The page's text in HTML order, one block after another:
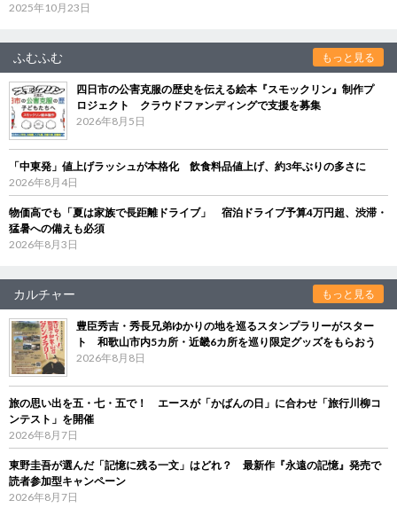
2025年10月23日
ふむふむ もっと見る
四日市の公害克服の歴史を伝える絵本『スモックリン』制作プ
ロジェクト クラウドファンディングで支援を募集
2026年8月5日
「中東発」値上げラッシュが本格化 飲食料品値上げ、約3年ぶりの多さに
2026年8月4日
物価高でも「夏は家族で長距離ドライブ」 宿泊ドライブ予算4万円超、渋滞・
猛暑への備えも必須
2026年8月3日
カルチャー もっと見る
豊臣秀吉・秀長兄弟ゆかりの地を巡るスタンプラリーがスター
ト 和歌山市内5カ所・近畿6カ所を巡り限定グッズをもらおう
2026年8月8日
旅の思い出を五・七・五で！ エースが「かばんの日」に合わせ「旅行川柳コ
ンテスト」を開催
2026年8月7日
東野圭吾が選んだ「記憶に残る一文」はどれ？ 最新作『永遠の記憶』発売で
読者参加型キャンペーン
2026年8月7日